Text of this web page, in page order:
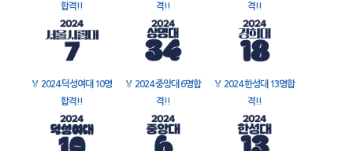
합격!!
격!!
격!!
🏅 2024 덕성여대 10명
합격!!
🏅 2024 중앙대 6명합
격!!
🏅 2024 한성대 13명합
격!!